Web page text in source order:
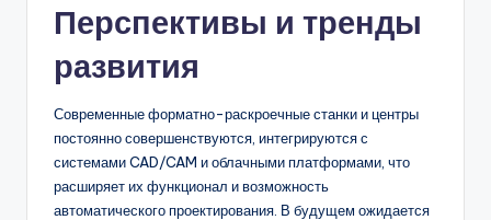
Перспективы и тренды
развития
Современные форматно-раскроечные станки и центры
постоянно совершенствуются, интегрируются с
системами CAD/CAM и облачными платформами, что
расширяет их функционал и возможность
автоматического проектирования. В будущем ожидается